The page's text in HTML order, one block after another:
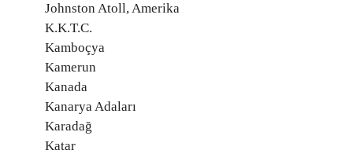
Johnston Atoll, Amerika
K.K.T.C.
Kamboçya
Kamerun
Kanada
Kanarya Adaları
Karadağ
Katar